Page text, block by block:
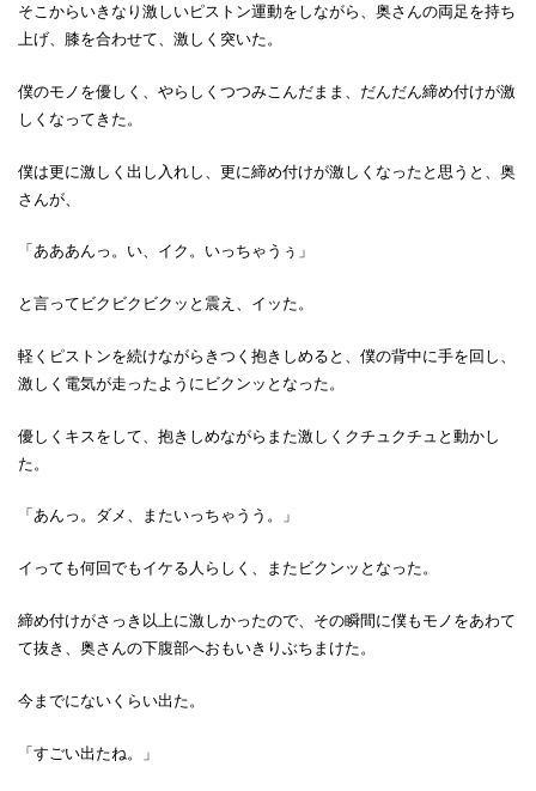
そこからいきなり激しいピストン運動をしながら、奥さんの両足を持ち
上げ、膝を合わせて、激しく突いた。
僕のモノを優しく、やらしくつつみこんだまま、だんだん締め付けが激
しくなってきた。
僕は更に激しく出し入れし、更に締め付けが激しくなったと思うと、奥
さんが、
「あああんっ。い、イク。いっちゃうぅ」
と言ってビクビクビクッと震え、イッた。
軽くピストンを続けながらきつく抱きしめると、僕の背中に手を回し、
激しく電気が走ったようにビクンッとなった。
優しくキスをして、抱きしめながらまた激しくクチュクチュと動かし
た。
「あんっ。ダメ、またいっちゃうう。」
イっても何回でもイケる人らしく、またビクンッとなった。
締め付けがさっき以上に激しかったので、その瞬間に僕もモノをあわて
て抜き、奥さんの下腹部へおもいきりぶちまけた。
今までにないくらい出た。
「すごい出たね。」